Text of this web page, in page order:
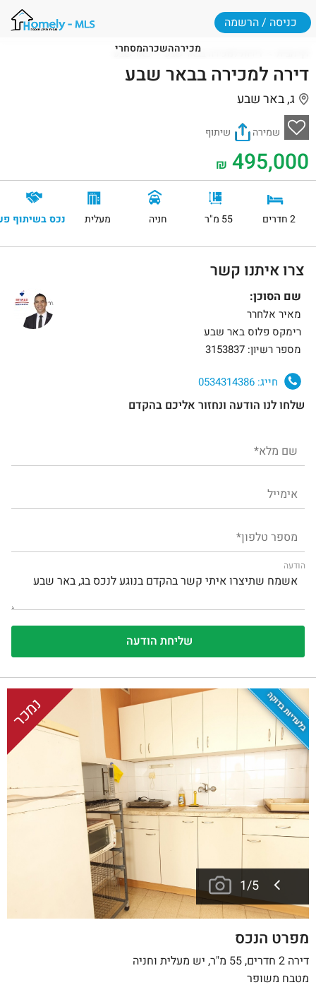
מכירההשכרהמסחרי
כניסה / הרשמה
דירות למכירה בבאר שבע באר שבע
דירה למכירה בבאר שבע
ג, באר שבע
שמירה שיתוף
495,000
₪
2 חדרים 55 מ"ר חניה מעלית נכס בשיתוף
צרו איתנו קשר
שם הסוכן:
מאיר אלחרר
רימקס פלוס באר שבע
מספר רשיון: 3153837
חייג:
שלחו לנו הודעה ונחזור אליכם בהקדם
הודעה
בלעדיות בדוקה נמכר
1/5
מפרט הנכס
דירה 2 חדרים, 55 מ"ר, יש מעלית וחניה
מטבח משופר